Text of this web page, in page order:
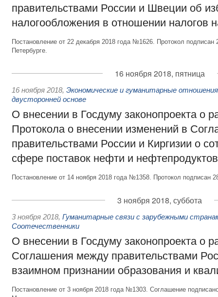
правительствами России и Швеции об
налогообложения в отношении налогов
Постановление от 22 декабря 2018 года №1626. Протокол подписан
Петербурге.
16 ноября 2018, пятница
16 ноября 2018, Экономические и гуманитарные
двусторонней основе
О внесении в Госдуму законопроекта о
Протокола о внесении изменений в
правительствами России и Киргизии о
сфере поставок нефти и нефтепродуктов
Постановление от 14 ноября 2018 года №1358. Протокол подписан
3 ноября 2018, суббота
3 ноября 2018, Гуманитарные связи с зарубежными
Соотечественники
О внесении в Госдуму законопроекта о
Соглашения между правительствами
взаимном признании образования и
Постановление от 3 ноября 2018 года №1303. Соглашение